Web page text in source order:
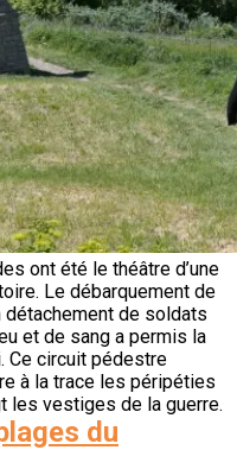
ont été le théâtre d’une
Le débarquement de
détachement de soldats
et de sang a permis la
Ce circuit pédestre
à la trace les péripéties
les vestiges de la guerre.
du